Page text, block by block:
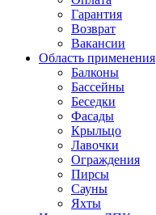
Гарантия
Возврат
Вакансии
Область применения
Балконы
Бассейны
Беседки
Фасады
Крыльцо
Лавочки
Ограждения
Пирсы
Сауны
Яхты